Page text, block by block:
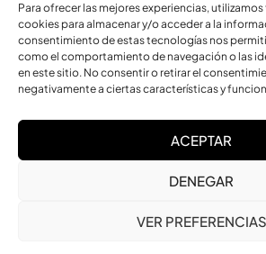
Para ofrecer las mejores experiencias,
cookies para almacenar y/o acceder a la
consentimiento de estas tecnologías nos
como el comportamiento de navegación o las
en este sitio. No consentir o retirar el
negativamente a ciertas características y
ACEPTAR
DENEGAR
VER PREFERENCIAS
C. Bardenas Reales, 11, bajo
31006 Pamplona
Navarra